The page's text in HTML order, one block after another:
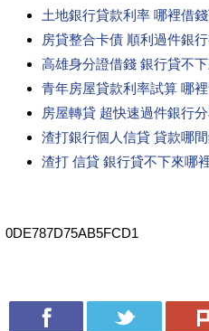
土地銀行貸款利率 哪裡借
房貸整合卡債 順利過件銀
高雄身分證借錢 銀行貸不
青年房屋貸款利率試算 哪
房屋轉貸 超快速過件銀行
渣打銀行個人信貸 貸款哪
渣打 信貸 銀行貸不下來哪
0DE787D75AB5FCD1